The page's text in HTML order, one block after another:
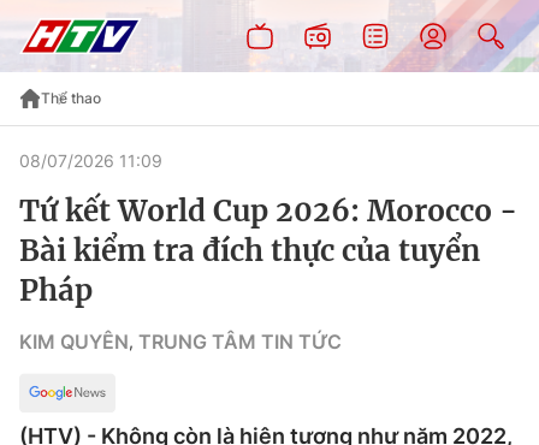
Thể thao
08/07/2026 11:09
Tứ kết World Cup 2026: Morocco -
Bài kiểm tra đích thực của tuyển
Pháp
KIM QUYÊN, TRUNG TÂM TIN TỨC
(HTV) - Không còn là hiện tượng như năm 2022,